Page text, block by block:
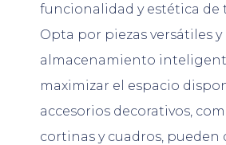
funcionalidad y estética de
Opta por piezas versátiles y
almacenamiento
maximizar el espacio
accesorios decorativos,
cortinas y cuadros, pueden